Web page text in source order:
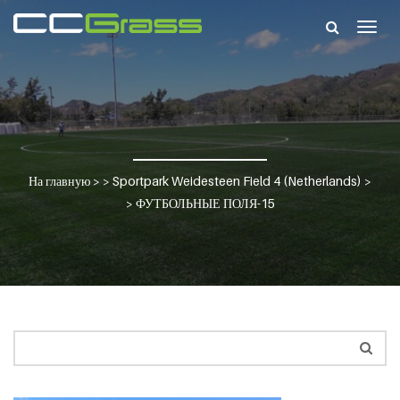
На главную > > Sportpark Weidesteen Field 4 (Netherlands) >
> ФУТБОЛЬНЫЕ ПОЛЯ-15